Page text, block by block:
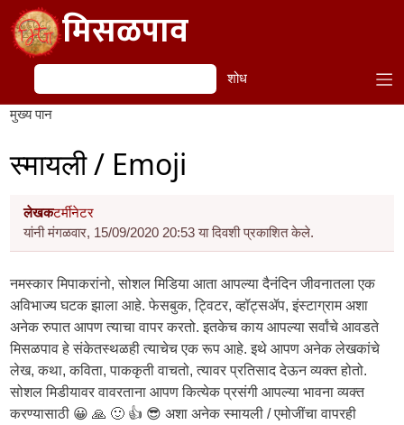
Skip to main contentमिसळपाव
शोध शोध
मुख्य पान
स्मायली / Emoji
लेखकटर्मीनेटर
यांनी मंगळवार, 15/09/2020 20:53 या दिवशी प्रकाशित केले.
नमस्कार मिपाकरांनो, सोशल मिडिया आता आपल्या दैनंदिन जीवनातला एक
अविभाज्य घटक झाला आहे. फेसबुक, ट्विटर, व्हॉट्सॲप, इंस्टाग्राम अशा
अनेक रुपात आपण त्याचा वापर करतो. इतकेच काय आपल्या सर्वांचे आवडते
मिसळपाव हे संकेतस्थळही त्याचेच एक रूप आहे. इथे आपण अनेक लेखकांचे
लेख, कथा, कविता, पाककृती वाचतो, त्यावर प्रतिसाद देऊन व्यक्त होतो.
सोशल मिडीयावर वावरताना आपण कित्येक प्रसंगी आपल्या भावना व्यक्त
करण्यासाठी 😀 🙏 🙂 👍 😎 अशा अनेक स्मायली / एमोजींचा वापरही